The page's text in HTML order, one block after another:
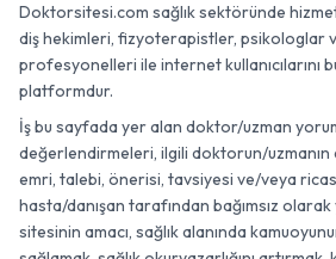
Doktorsitesi.com sağlık sektöründe
diş hekimleri, fizyoterapistler, psikologlar
profesyonelleri ile internet kullanıcılarını
platformdur.
İş bu sayfada yer alan doktor/uzman
değerlendirmeleri, ilgili doktorun/uzmanın
emri, talebi, önerisi, tavsiyesi ve/veya
hasta/danışan tarafından bağımsız olarak
sitesinin amacı, sağlık alanında